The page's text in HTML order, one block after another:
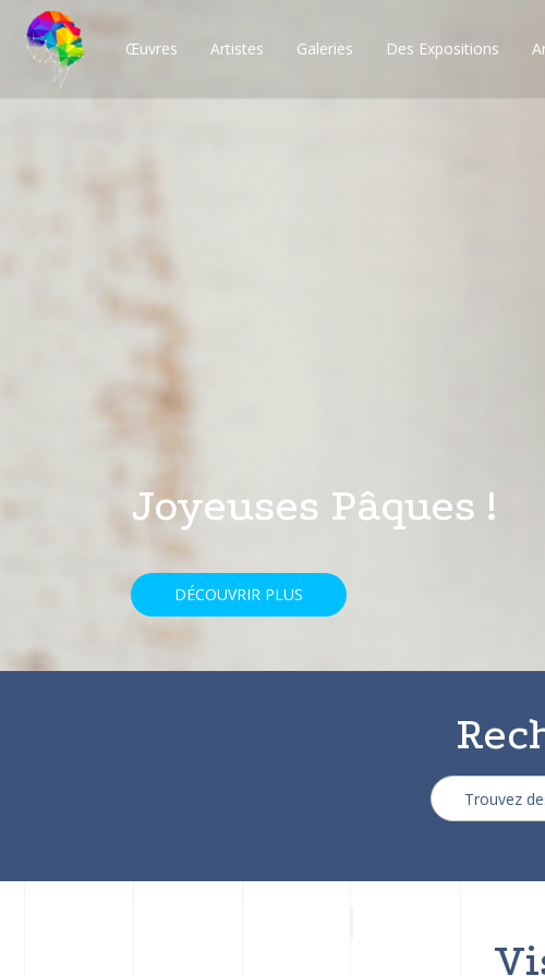
Œuvres Artistes Galeries Des Expositions
Des milliers de
avec une réduction
DÉCOUVRIR PLUS